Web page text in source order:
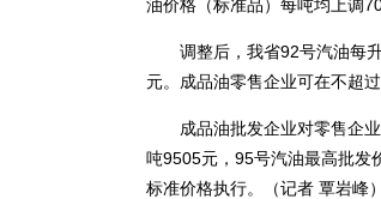
油价格（标准品）每吨均上调
调整后，我省92号汽油每升
元。成品油零售企业可在不超
成品油批发企业对零售企业
吨9505元，95号汽油最高批发
标准价格执行。（记者 覃岩峰）